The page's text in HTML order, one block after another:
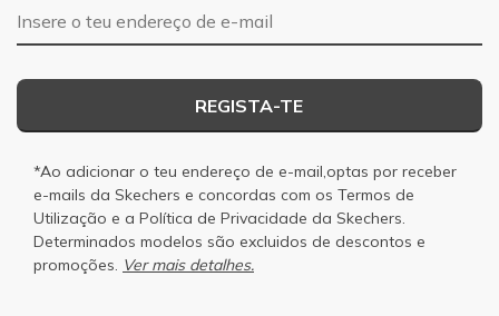
Endereço de e-mail
REGISTA-TE
*Ao adicionar o teu endereço de e-mail,optas por receber
e-mails da Skechers e concordas com os Termos de
Utilização e a Política de Privacidade da Skechers.
Determinados modelos são excluidos de descontos e
promoções. Ver mais detalhes.